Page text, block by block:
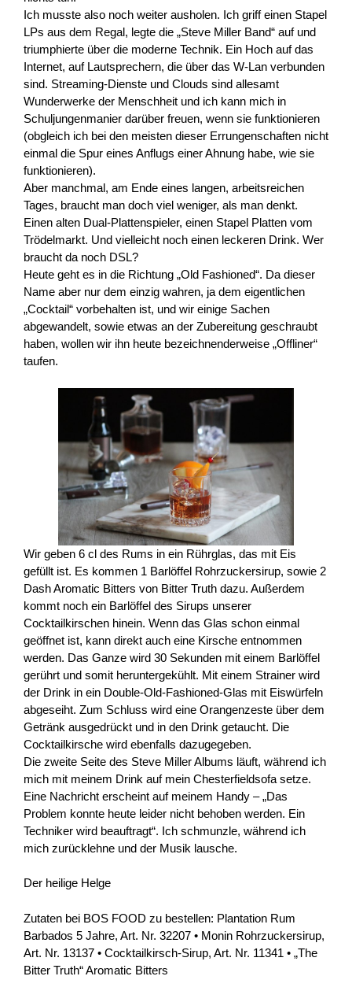
Ich musste also noch weiter ausholen. Ich griff einen Stapel
LPs aus dem Regal, legte die „Steve Miller Band“ auf und
triumphierte über die moderne Technik. Ein Hoch auf das
Internet, auf Lautsprechern, die über das W-Lan verbunden
sind. Streaming-Dienste und Clouds sind allesamt
Wunderwerke der Menschheit und ich kann mich in
Schuljungenmanier darüber freuen, wenn sie funktionieren
(obgleich ich bei den meisten dieser Errungenschaften nicht
einmal die Spur eines Anflugs einer Ahnung habe, wie sie
funktionieren).
Aber manchmal, am Ende eines langen, arbeitsreichen
Tages, braucht man doch viel weniger, als man denkt.
Einen alten Dual-Plattenspieler, einen Stapel Platten vom
Trödelmarkt. Und vielleicht noch einen leckeren Drink. Wer
braucht da noch DSL?
Heute geht es in die Richtung „Old Fashioned“. Da dieser
Name aber nur dem einzig wahren, ja dem eigentlichen
„Cocktail“ vorbehalten ist, und wir einige Sachen
abgewandelt, sowie etwas an der Zubereitung geschraubt
haben, wollen wir ihn heute bezeichnenderweise „Offliner“
taufen.
Wir geben 6 cl des Rums in ein Rührglas, das mit Eis
gefüllt ist. Es kommen 1 Barlöffel Rohrzuckersirup, sowie 2
Dash Aromatic Bitters von Bitter Truth dazu. Außerdem
kommt noch ein Barlöffel des Sirups unserer
Cocktailkirschen hinein. Wenn das Glas schon einmal
geöffnet ist, kann direkt auch eine Kirsche entnommen
werden. Das Ganze wird 30 Sekunden mit einem Barlöffel
gerührt und somit heruntergekühlt. Mit einem Strainer wird
der Drink in ein Double-Old-Fashioned-Glas mit Eiswürfeln
abgeseiht. Zum Schluss wird eine Orangenzeste über dem
Getränk ausgedrückt und in den Drink getaucht. Die
Cocktailkirsche wird ebenfalls dazugegeben.
Die zweite Seite des Steve Miller Albums läuft, während ich
mich mit meinem Drink auf mein Chesterfieldsofa setze.
Eine Nachricht erscheint auf meinem Handy – „Das
Problem konnte heute leider nicht behoben werden. Ein
Techniker wird beauftragt“. Ich schmunzle, während ich
mich zurücklehne und der Musik lausche.
Der heilige Helge
Zutaten bei BOS FOOD zu bestellen: Plantation Rum
Barbados 5 Jahre, Art. Nr. 32207 • Monin Rohrzuckersirup,
Art. Nr. 13137 • Cocktailkirsch-Sirup, Art. Nr. 11341 • „The
Bitter Truth“ Aromatic Bitters